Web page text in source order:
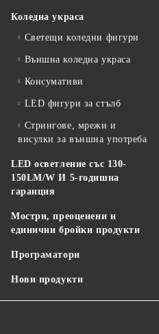
Коледна украса
Светещи коледни фигури
Външна коледна украса
Консумативи
LED фигури за стълб
Стрингове, мрежи и
висулки за външна употреба
LED осветление със 130-
150LM/W И 5-годишна
гаранция
Мостри, преоценени и
единични бройки продукти
Програматори
Нови продукти